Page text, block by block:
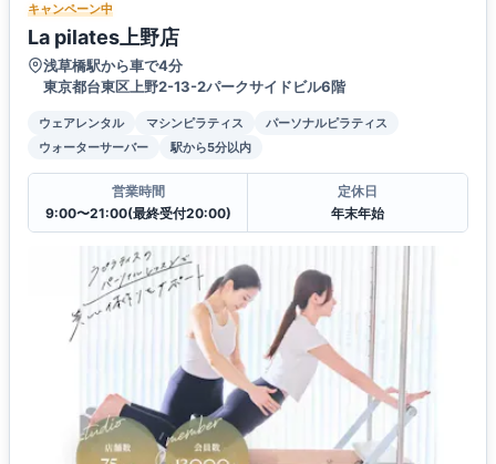
キャンペーン中
La pilates上野店
浅草橋駅から車で4分
東京都台東区上野2-13-2パークサイドビル6階
ウェアレンタル マシンピラティス
パーソナルピラティス
ウォーターサーバー
駅から5分以内
営業時間
9:00〜21:00(最終受付20:00)
定休日
年末年始